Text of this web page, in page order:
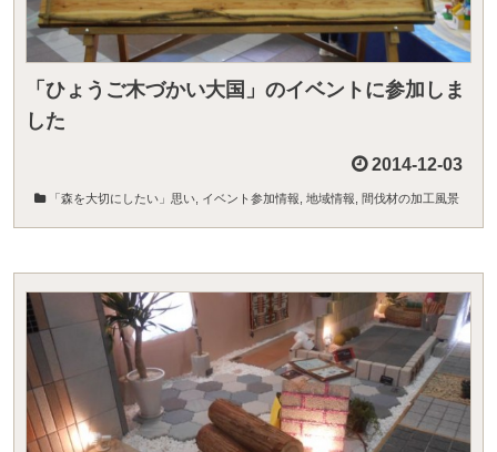
「ひょうご木づかい大国」のイベントに参加しま
した
2014-12-03
「森を大切にしたい」思い イベント参加情報 地域情報 間伐材の加工風景